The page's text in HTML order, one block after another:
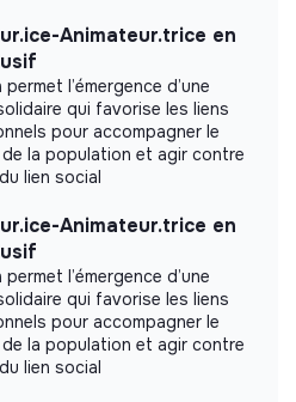
document.
Animateur.trice en
l’émergence d’une
qui favorise les liens
pour accompagner le
la population et agir contre
lien social
Animateur.trice en
l’émergence d’une
qui favorise les liens
pour accompagner le
la population et agir contre
lien social